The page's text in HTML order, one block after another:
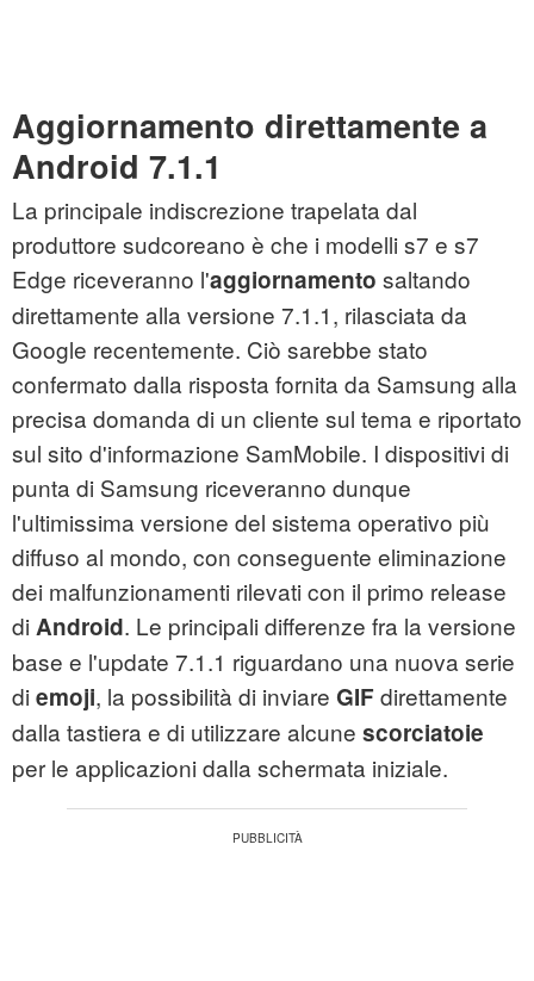
Aggiornamento direttamente a
Android 7.1.1
La principale indiscrezione trapelata dal
produttore sudcoreano è che i modelli s7 e s7
Edge riceveranno l'aggiornamento saltando
direttamente alla versione 7.1.1, rilasciata da
Google recentemente. Ciò sarebbe stato
confermato dalla risposta fornita da Samsung alla
precisa domanda di un cliente sul tema e riportato
sul sito d'informazione SamMobile. I dispositivi di
punta di Samsung riceveranno dunque
l'ultimissima versione del sistema operativo più
diffuso al mondo, con conseguente eliminazione
dei malfunzionamenti rilevati con il primo release
di Android. Le principali differenze fra la versione
base e l'update 7.1.1 riguardano una nuova serie
di emoji, la possibilità di inviare GIFdirettamente
dalla tastiera e di utilizzare alcune scorciatoie
per le applicazioni dalla schermata iniziale.